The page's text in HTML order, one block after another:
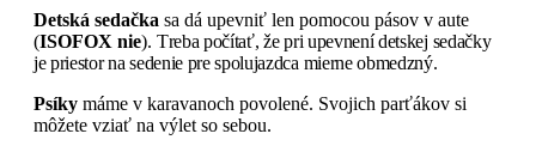
Detská sedačka sa dá upevniť len pomocou pásov v aute
(ISOFOX nie). Treba počítať, že pri upevnení detskej sedačky
je priestor na sedenie pre spolujazdca mierne obmedzný.
Psíky máme v karavanoch povolené. Svojich parťákov si
môžete vziať na výlet so sebou.